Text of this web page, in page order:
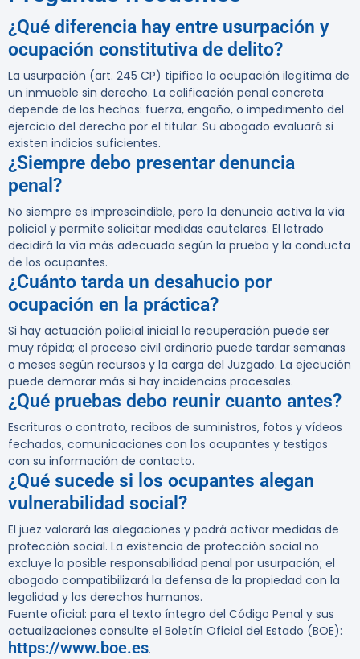
¿Qué diferencia hay entre usurpación y
ocupación constitutiva de delito?
La usurpación (art. 245 CP) tipifica la ocupación ilegítima de
un inmueble sin derecho. La calificación penal concreta
depende de los hechos: fuerza, engaño, o impedimento del
ejercicio del derecho por el titular. Su abogado evaluará si
existen indicios suficientes.
¿Siempre debo presentar denuncia
penal?
No siempre es imprescindible, pero la denuncia activa la vía
policial y permite solicitar medidas cautelares. El letrado
decidirá la vía más adecuada según la prueba y la conducta
de los ocupantes.
¿Cuánto tarda un desahucio por
ocupación en la práctica?
Si hay actuación policial inicial la recuperación puede ser
muy rápida; el proceso civil ordinario puede tardar semanas
o meses según recursos y la carga del Juzgado. La ejecución
puede demorar más si hay incidencias procesales.
¿Qué pruebas debo reunir cuanto antes?
Escrituras o contrato, recibos de suministros, fotos y vídeos
fechados, comunicaciones con los ocupantes y testigos
con su información de contacto.
¿Qué sucede si los ocupantes alegan
vulnerabilidad social?
El juez valorará las alegaciones y podrá activar medidas de
protección social. La existencia de protección social no
excluye la posible responsabilidad penal por usurpación; el
abogado compatibilizará la defensa de la propiedad con la
legalidad y los derechos humanos.
Fuente oficial: para el texto íntegro del Código Penal y sus
actualizaciones consulte el Boletín Oficial del Estado (BOE):
https://www.boe.es.